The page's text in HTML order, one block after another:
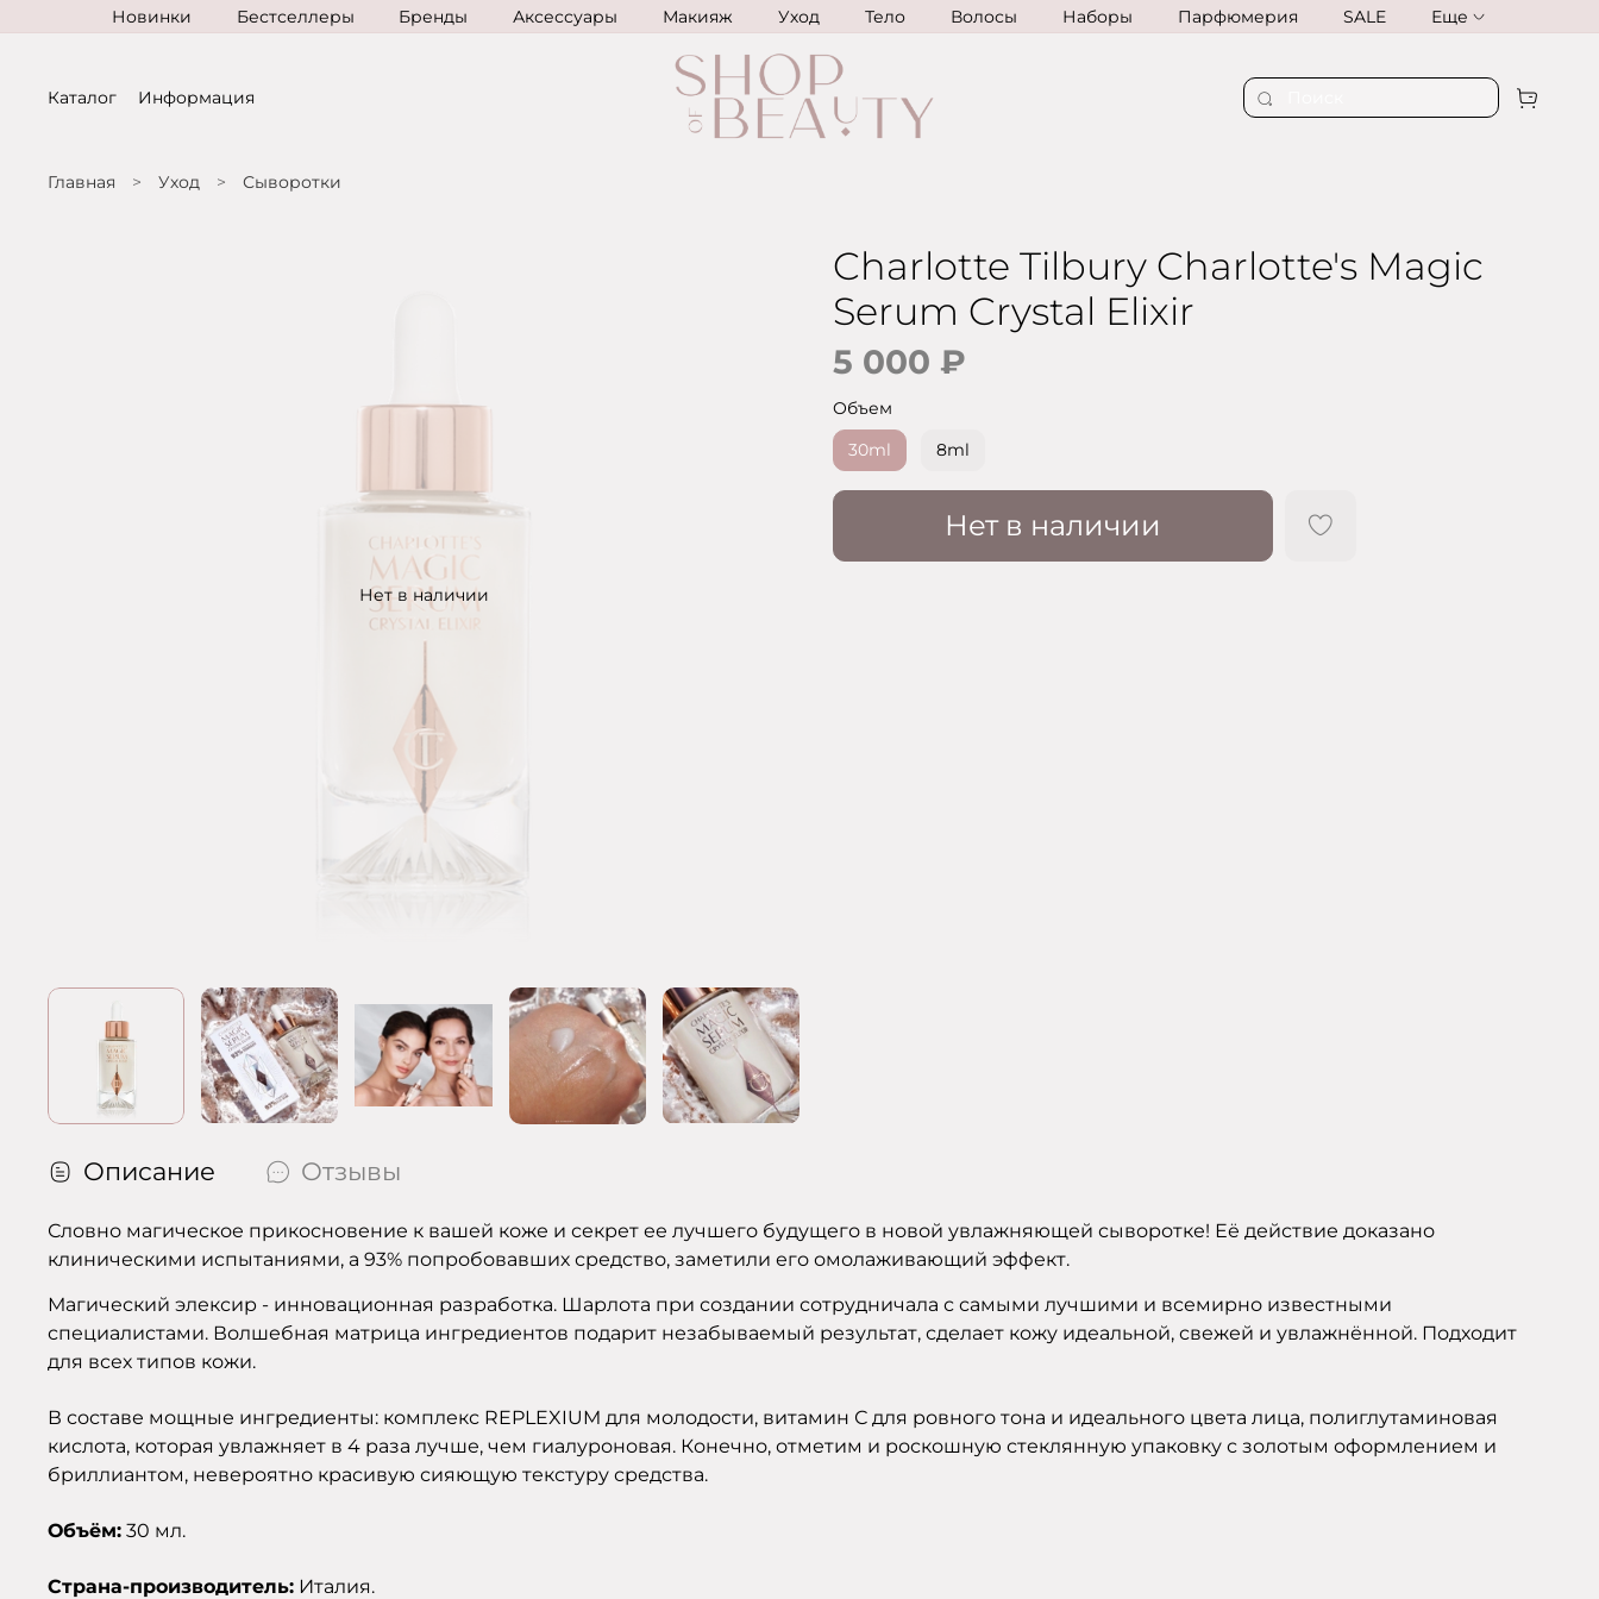
Новинки Бестселлеры Бренды Аксессуары Макияж Уход Тело Волосы Наборы Парфюмерия SALE Еще
Каталог Информация
Главная Уход Сыворотки
Нет в наличии
Charlotte Tilbury Charlotte's Magic
Serum Crystal Elixir
5 000 ₽
Нет в наличии
Объем
30ml
8ml
Описание Отзывы
Словно магическое прикосновение к вашей коже и секрет ее лучшего будущего в новой увлажняющей сыворотке! Её действие доказано
клиническими испытаниями, а 93% попробовавших средство, заметили его омолаживающий эффект.
Магический элексир - инновационная разработка. Шарлота при создании сотрудничала с самыми лучшими и всемирно известными
специалистами. Волшебная матрица ингредиентов подарит незабываемый результат, сделает кожу идеальной, свежей и увлажнённой. Подходит
для всех типов кожи.
В составе мощные ингредиенты: комплекс REPLEXIUM для молодости, витамин С для ровного тона и идеального цвета лица, полиглутаминовая
кислота, которая увлажняет в 4 раза лучше, чем гиалуроновая. Конечно, отметим и роскошную стеклянную упаковку с золотым оформлением и
бриллиантом, невероятно красивую сияющую текстуру средства.
Объём: 30 мл.
Страна-производитель: Италия.